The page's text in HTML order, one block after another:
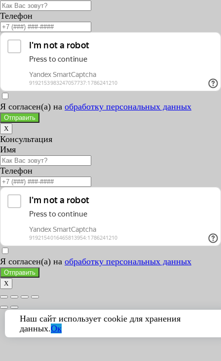
Телефон
Я согласен(а) на обработку персональных данных
Отправить
X
Консультация
Имя
Телефон
Я согласен(а) на обработку персональных данных
Отправить
X
Наш сайт использует cookie для хранения
данных.Ок